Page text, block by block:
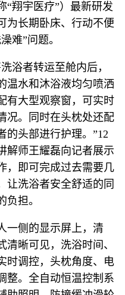
“翔宇医疗”）最新研发
为长期卧床、行动不便
难”问题。
者转运至舱内后，
温水和沐浴液均匀喷洒
有大型观察窗，可实时
况。同时在头枕处还配
的头部进行护理。”12
解师王耀磊向记者展示
，即可完成过去需要几
让洗浴者安全舒适的同
担。
侧的显示屏上，清
晰可见，洗浴时间、
时调控，头枕角度、电
整。全自动恒温控制系